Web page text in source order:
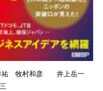
祐 牧村和彦 井上岳一